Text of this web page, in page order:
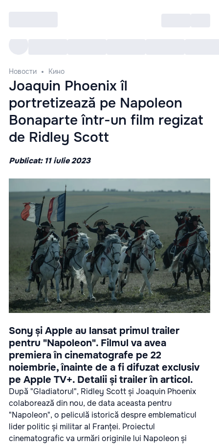
Новости Кино
Joaquin Phoenix îl
portretizează pe Napoleon
Bonaparte într-un film regizat
de Ridley Scott
Publicat: 11 iulie 2023
Sony și Apple au lansat primul trailer
pentru "Napoleon". Filmul va avea
premiera în cinematografe pe 22
noiembrie, înainte de a fi difuzat exclusiv
pe Apple TV+. Detalii și trailer în articol.
După "Gladiatorul", Ridley Scott și Joaquin Phoenix
colaborează din nou, de data aceasta pentru
"Napoleon", o peliculă istorică despre emblematicul
lider politic și militar al Franței. Proiectul
cinematografic va urmări originile lui Napoleon și